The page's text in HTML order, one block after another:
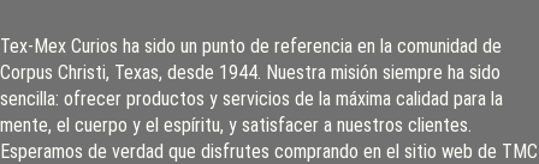
Tex-Mex Curios ha sido un punto de referencia en la comunidad de
Corpus Christi, Texas, desde 1944. Nuestra misión siempre ha sido
sencilla: ofrecer productos y servicios de la máxima calidad para la
mente, el cuerpo y el espíritu, y satisfacer a nuestros clientes.
Esperamos de verdad que disfrutes comprando en el sitio web de TMC